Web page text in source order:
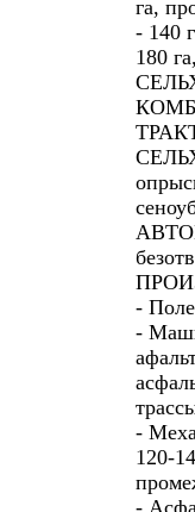
га,
- 140
180
-
-
-
120-
-